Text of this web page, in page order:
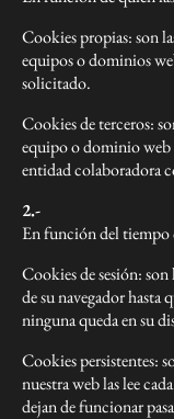
Cookies propias: son
equipos o dominios
solicitado.
Cookies de terceros:
equipo o dominio web
entidad colaboradora
2.-
En función del tiempo
Cookies de sesión:
de su navegador hasta
ninguna queda en su
Cookies persistentes:
nuestra web las lee
dejan de funcionar